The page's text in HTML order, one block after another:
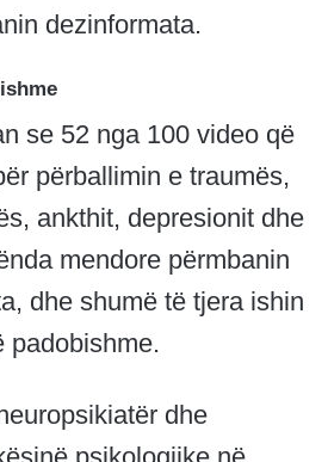
dezinformata.
se 52 nga 100 video që
përballimin e traumës,
ankthit, depresionit dhe
mendore përmbanin
dhe shumë të tjera ishin
padobishme.
dhe